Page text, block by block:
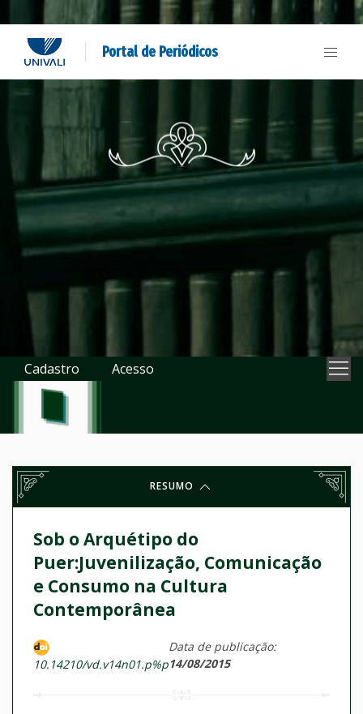
Portal de Periódicos
Cadastro Acesso
RESUMO
Sob o Arquétipo do
Puer:Juvenilização, Comunicação
e Consumo na Cultura
Contemporânea
10.14210/vd.v14n01.p%p
Data de publicação:
14/08/2015